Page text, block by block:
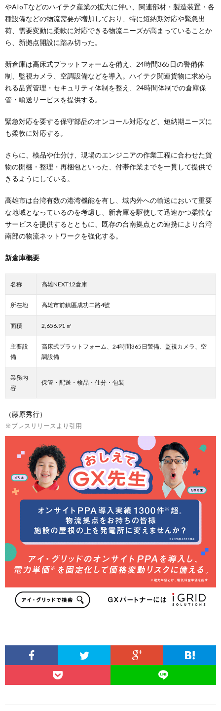
やAIoTなどのハイテク産業の拡大に伴い、関連部材・製造装置・各
種設備などの物流需要が増加しており、特に短納期対応や緊急出
荷、需要変動に柔軟に対応できる物流ニーズが高まっていることか
ら、新拠点開設に踏み切った。
新倉庫は高床式プラットフォームを備え、24時間365日の警備体
制、監視カメラ、空調設備などを導入。ハイテク関連貨物に求めら
れる品質管理・セキュリティ体制を整え、24時間体制での倉庫保
管・輸送サービスを提供する。
緊急対応を要する保守部品のオンコール対応など、短納期ニーズに
も柔軟に対応する。
さらに、検品や仕分け、現場のエンジニアの作業工程に合わせた貨
物の開梱・整理・再梱包といった、付帯作業までを一貫して提供で
きるようにしている。
高雄市は台湾有数の港湾機能を有し、域内外への輸送において重要
な地域となっているのを考慮し、新倉庫を駆使して迅速かつ柔軟な
サービスを提供するとともに、既存の台南拠点との連携により台湾
南部の物流ネットワークを強化する。
新倉庫概要
名称 高雄NEXT12倉庫
所在地 高雄市前鎮區成功二路4號
面積 2,656.91 ㎡
主要設
備
高床式プラットフォーム、24時間365日警備、監視カメラ、空
調設備
業務内
容
保管・配送・検品・仕分・包装
（藤原秀行）
※プレスリリースより引用